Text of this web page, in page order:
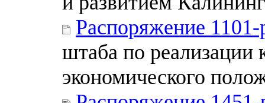
Распоряжение 1101-
штаба по реализации
экономического